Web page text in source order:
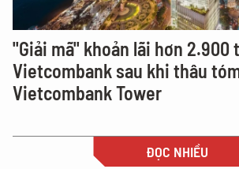
"Giải mã" khoản lãi hơn 2.900
Vietcombank sau khi thâu
Vietcombank Tower
ĐỌC NHIỀU